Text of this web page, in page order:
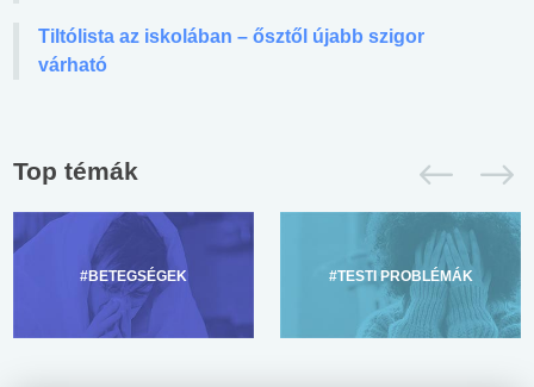
Tiltólista az iskolában – ősztől újabb szigor
várható
Top témák
#BETEGSÉGEK #TESTI PROBLÉMÁK